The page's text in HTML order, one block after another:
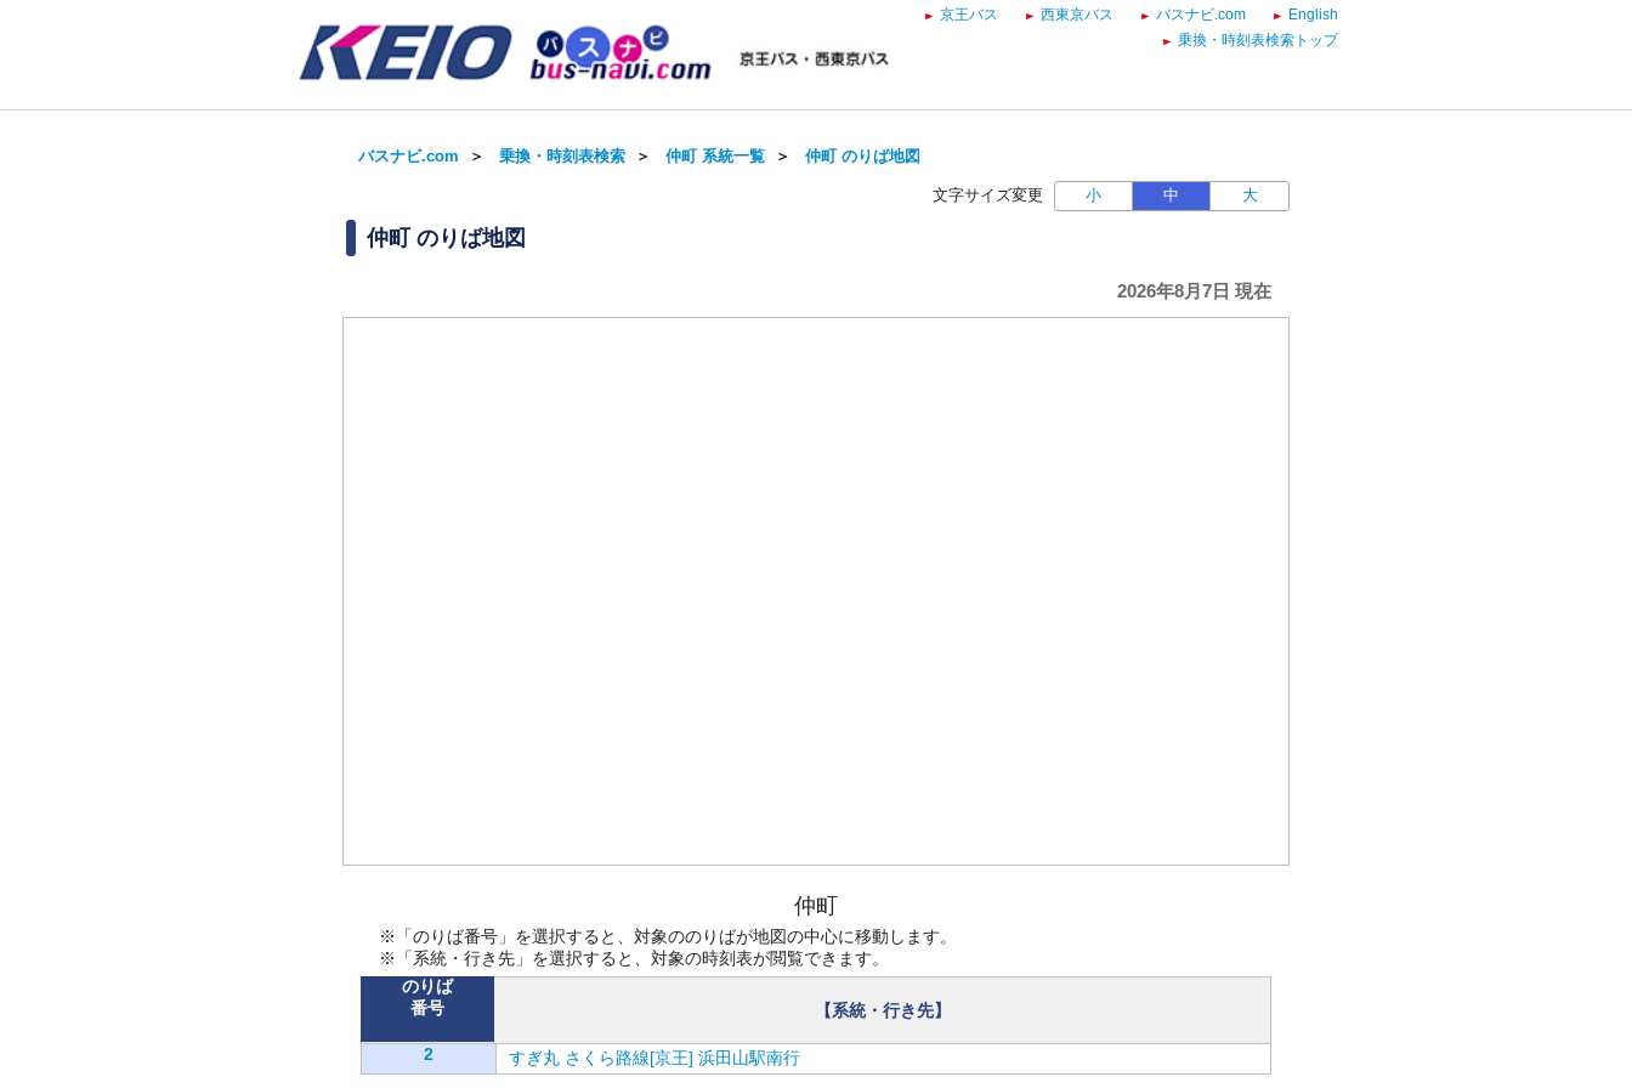
京王バス 西東京バス バスナビ.com
English
乗換・時刻表検索トップ
バスナビ.com ＞ 乗換・時刻表検索 ＞ 仲町 系統一覧 ＞ 仲町 のりば地図
文字サイズ変更 小 中 大
仲町 のりば地図
2026年8月7日 現在
仲町
※「のりば番号」を選択すると、対象ののりばが地図の中心に移動します。
※「系統・行き先」を選択すると、対象の時刻表が閲覧できます。
のりば
番号
【系統・行き先】
2 すぎ丸 さくら路線[京王] 浜田山駅南行